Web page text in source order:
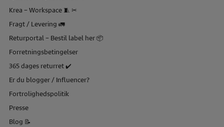
Krea – Workspace 🧵 ✂
Fragt / Levering 🚛
Returportal – Bestil label her 📦
Forretningsbetingelser
365 dages returret ✔️
Er du blogger / Influencer?
Fortrolighedspolitik
Presse
Blog 📝